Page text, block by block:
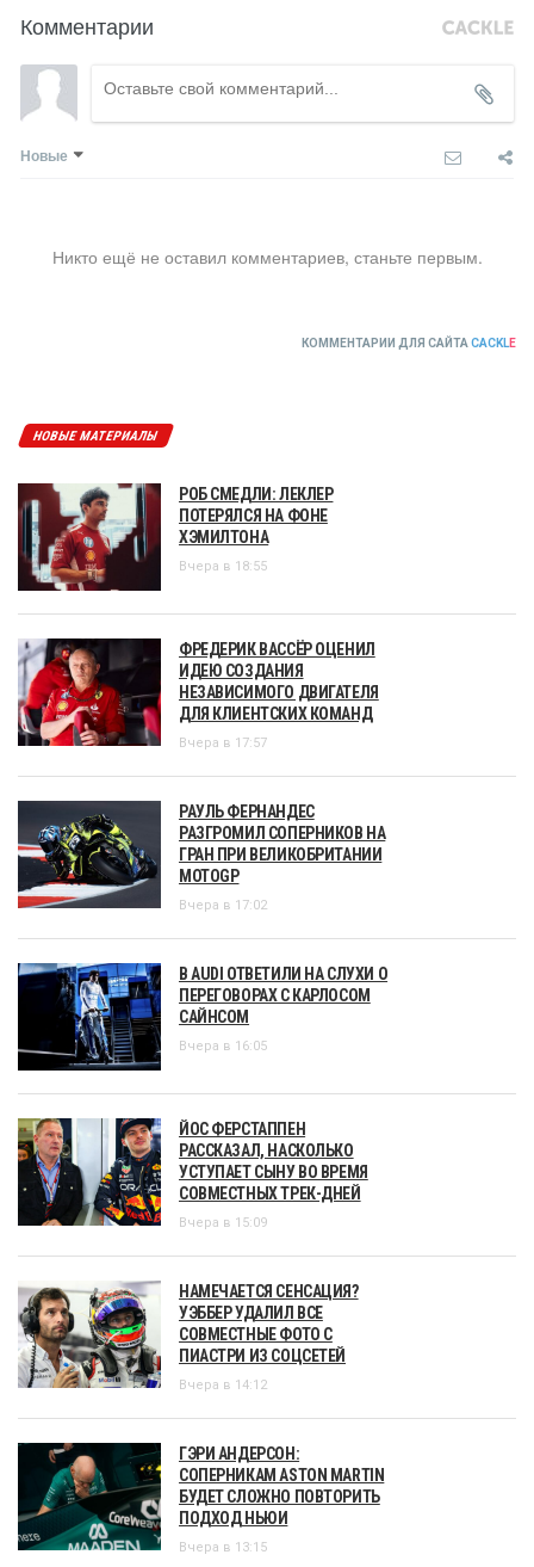
Комментарии
Новые
Никто ещё не оставил комментариев, станьте первым.
КОММЕНТАРИИ ДЛЯ САЙТА CACKLE
НОВЫЕ МАТЕРИАЛЫ
РОБ СМЕДЛИ: ЛЕКЛЕР
ПОТЕРЯЛСЯ НА ФОНЕ
ХЭМИЛТОНА
Вчера в 18:55
ФРЕДЕРИК ВАССЁР ОЦЕНИЛ
ИДЕЮ СОЗДАНИЯ
НЕЗАВИСИМОГО ДВИГАТЕЛЯ
ДЛЯ КЛИЕНТСКИХ КОМАНД
Вчера в 17:57
РАУЛЬ ФЕРНАНДЕС
РАЗГРОМИЛ СОПЕРНИКОВ НА
ГРАН ПРИ ВЕЛИКОБРИТАНИИ
MOTOGP
Вчера в 17:02
В AUDI ОТВЕТИЛИ НА СЛУХИ О
ПЕРЕГОВОРАХ С КАРЛОСОМ
САЙНСОМ
Вчера в 16:05
ЙОС ФЕРСТАППЕН
РАССКАЗАЛ, НАСКОЛЬКО
УСТУПАЕТ СЫНУ ВО ВРЕМЯ
СОВМЕСТНЫХ ТРЕК-ДНЕЙ
Вчера в 15:09
НАМЕЧАЕТСЯ СЕНСАЦИЯ?
УЭББЕР УДАЛИЛ ВСЕ
СОВМЕСТНЫЕ ФОТО С
ПИАСТРИ ИЗ СОЦСЕТЕЙ
Вчера в 14:12
ГЭРИ АНДЕРСОН:
СОПЕРНИКАМ ASTON MARTIN
БУДЕТ СЛОЖНО ПОВТОРИТЬ
ПОДХОД НЬЮИ
Вчера в 13:15